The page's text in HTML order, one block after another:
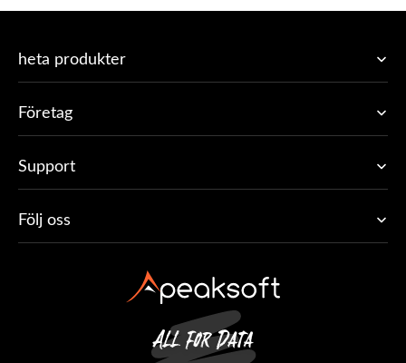
heta produkter
Företag
Support
Följ oss